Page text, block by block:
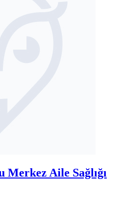
Aile Sağlığı